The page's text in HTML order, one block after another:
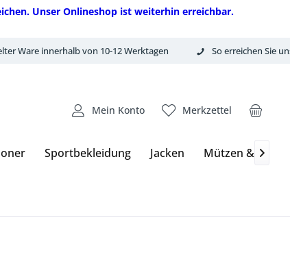
Unser Onlineshop ist weiterhin erreichbar.
Ware innerhalb von 10-12 Werktagen So erreichen Sie
Merkzettel
Mein Konto
Sportbekleidung Jacken Mützen & 